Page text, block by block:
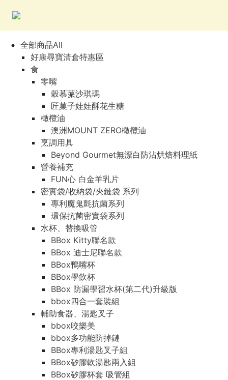
全部商品All
好康尋寶清倉特惠區
食
零嘴
穀慕蒎沙琪瑪
匠菓子娃娃酥花生糖
橄欖油
澳洲MOUNT ZERO橄欖油
烹調用具
Beyond Gourmet無漂白防沾烘焙料理紙
營養補充
FUN心 白金羊乳片
密實袋/收納袋/夾鏈袋 系列
專利魔鬼氈抗菌系列
環保抗菌密實袋系列
水杯、替換吸管
BBox Kitty聯名款
BBox 迪士尼聯名款
BBox鴨嘴杯
BBox學飲杯
BBox 防漏學習水杯(第二代)升級版
bbox四合一套裝組
輔助食器、湯匙叉子
bbox咬樂美
bbox多功能防掉鏈
BBox專利湯匙叉子組
BBox矽膠軟湯匙兩入組
BBox矽膠杯套 吸管組